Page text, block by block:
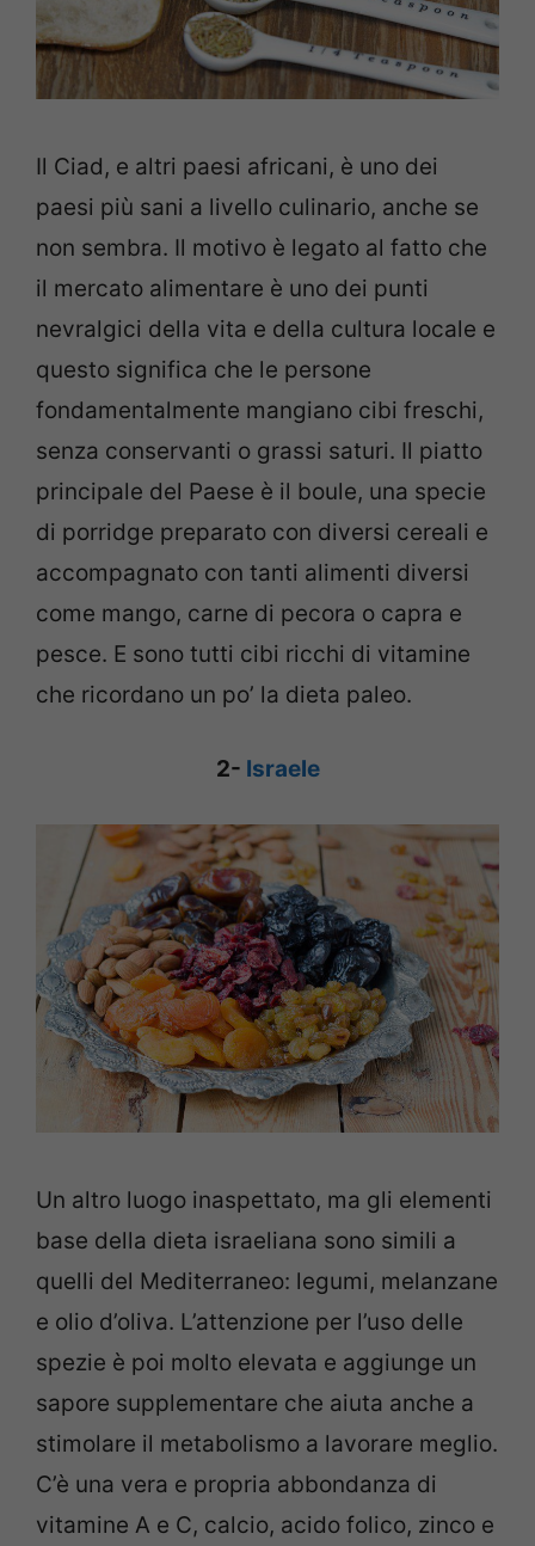
Il Ciad, e altri paesi africani, è uno dei
paesi più sani a livello culinario, anche se
non sembra. Il motivo è legato al fatto che
il mercato alimentare è uno dei punti
nevralgici della vita e della cultura locale e
questo significa che le persone
fondamentalmente mangiano cibi freschi,
senza conservanti o grassi saturi. Il piatto
principale del Paese è il boule, una specie
di porridge preparato con diversi cereali e
accompagnato con tanti alimenti diversi
come mango, carne di pecora o capra e
pesce. E sono tutti cibi ricchi di vitamine
che ricordano un po’ la dieta paleo.
2- Israele
Un altro luogo inaspettato, ma gli elementi
base della dieta israeliana sono simili a
quelli del Mediterraneo: legumi, melanzane
e olio d’oliva. L’attenzione per l’uso delle
spezie è poi molto elevata e aggiunge un
sapore supplementare che aiuta anche a
stimolare il metabolismo a lavorare meglio.
C’è una vera e propria abbondanza di
vitamine A e C, calcio, acido folico, zinco e